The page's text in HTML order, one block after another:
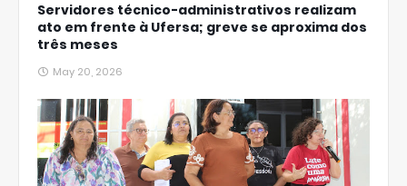
Servidores técnico-administrativos realizam
ato em frente à Ufersa; greve se aproxima dos
três meses
May 20, 2026